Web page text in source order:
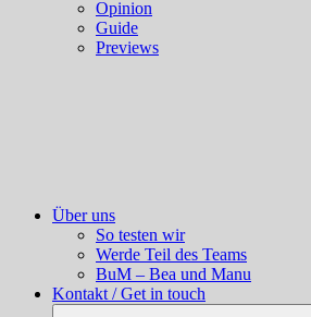
Opinion
Guide
Previews
Über uns
So testen wir
Werde Teil des Teams
BuM – Bea und Manu
Kontakt / Get in touch